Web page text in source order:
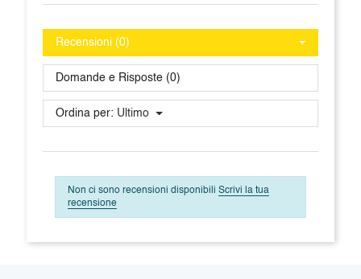
Recensioni (0)
Domande e Risposte (0)
Ordina per: Ultimo
Non ci sono recensioni disponibili Scrivi la tua
recensione